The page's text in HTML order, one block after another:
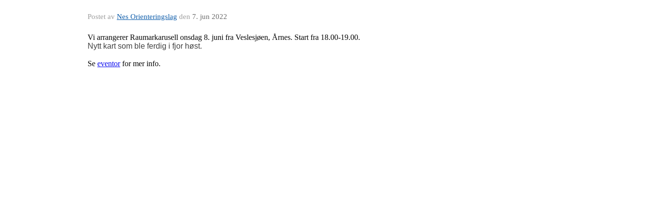
Postet av Nes Orienteringslag den 7. jun 2022
Vi arrangerer Raumarkarusell onsdag 8. juni fra Veslesjøen, Årnes. Start fra 18.00-19.00.
Nytt kart som ble ferdig i fjor høst.
Se eventorfor mer info.